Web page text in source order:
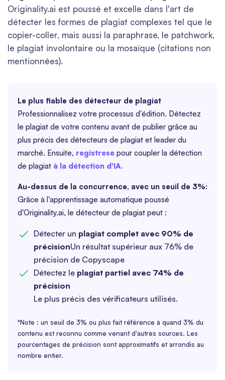
Originality.ai est poussé et excelle dans l'art de
détecter les formes de plagiat complexes tel que le
copier-coller, mais aussi la paraphrase, le patchwork,
le plagiat involontaire ou la mosaïque (citations non
mentionnées).
Le plus fiable des détecteur de plagiat
Professionnalisez votre processus d'édition. Détectez
le plagiat de votre contenu avant de publier grâce au
plus précis des détecteurs de plagiat et leader du
marché. Ensuite, regístrese pour coupler la détection
de plagiat à la détection d'IA.
Au-dessus de la concurrence, avec un seuil de 3%:
Grâce à l'apprentissage automatique poussé
d'Originality.ai, le détecteur de plagiat peut :
Détecter un plagiat complet avec 90% de
précisionUn résultat supérieur aux 76% de
précision de Copyscape
Détectez le plagiat partiel avec 74% de
précision
Le plus précis des vérificateurs utilisés.
*Note : un seuil de 3% ou plus fait référence à quand 3% du
contenu est reconnu comme venant d'autres sources. Les
pourcentages de précision sont approximatifs et arrondis au
nombre entier.